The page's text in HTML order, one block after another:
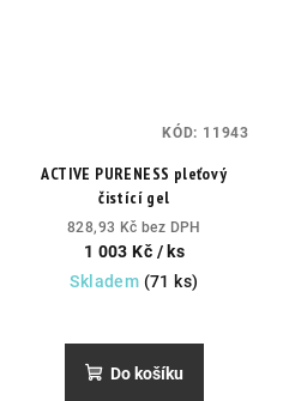
ACTIVE PURENESS pleťový
čistící gel
828,93 Kč bez DPH
1 003 Kč / ks
Skladem (71 ks)
hodnocení
produktu
Do košíku
KÓD: 11943